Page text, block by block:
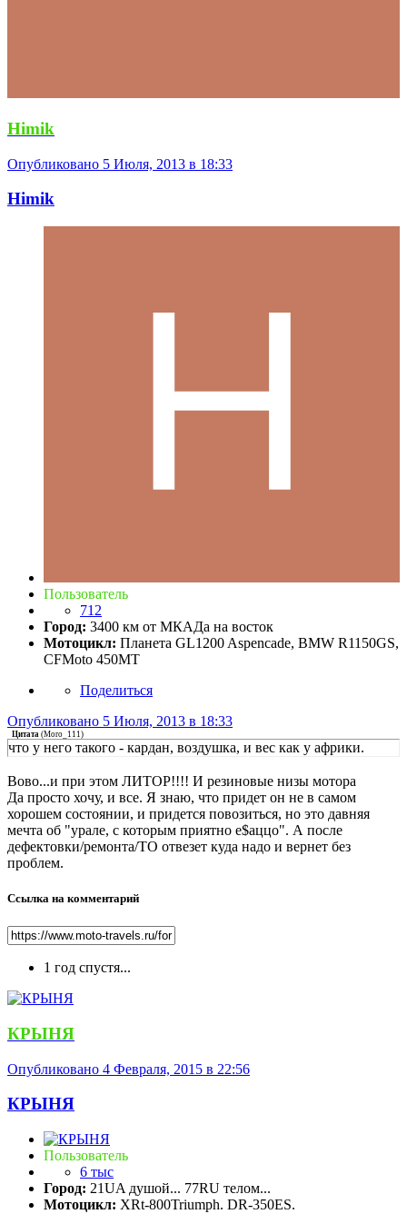
Himik
Опубликовано 5 Июля, 2013 в 18:33
Himik
Пользователь
712
Город: 3400 км от МКАДа на восток
Мотоцикл: Планета GL1200 Aspencade, BMW R1150GS,
CFMoto 450MT
Поделиться
Опубликовано 5 Июля, 2013 в 18:33
Цитата (Moro_111 )
что у него такого - кардан, воздушка, и вес как у африки.
Вово...и при этом ЛИТОР!!!! И резиновые низы мотора
Да просто хочу, и все. Я знаю, что придет он не в самом
хорошем состоянии, и придется повозиться, но это давняя
мечта об "урале, с которым приятно е$аццо". А после
дефектовки/ремонта/TO отвезет куда надо и вернет без
проблем.
Ссылка на комментарий
1 год спустя...
КРЫНЯ
Опубликовано 4 Февраля, 2015 в 22:56
КРЫНЯ
Пользователь
6 тыс
Город: 21UA душой... 77RU телом...
Мотоцикл: XRt-800Triumph. DR-350ES.